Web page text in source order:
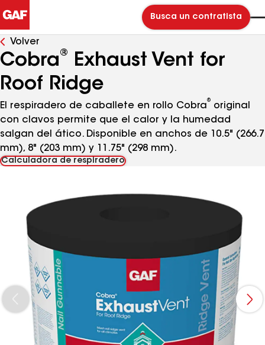
Busca un contratista
Volver
Cobra®
Exhaust Vent for
Roof Ridge
El respiradero de caballete en rollo Cobra
®
original
con clavos permite que el calor y la humedad
salgan del ático. Disponible en anchos de 10.5" (266.7
mm), 8" (203 mm) y 11.75" (298 mm).
Calculadora de respiradero